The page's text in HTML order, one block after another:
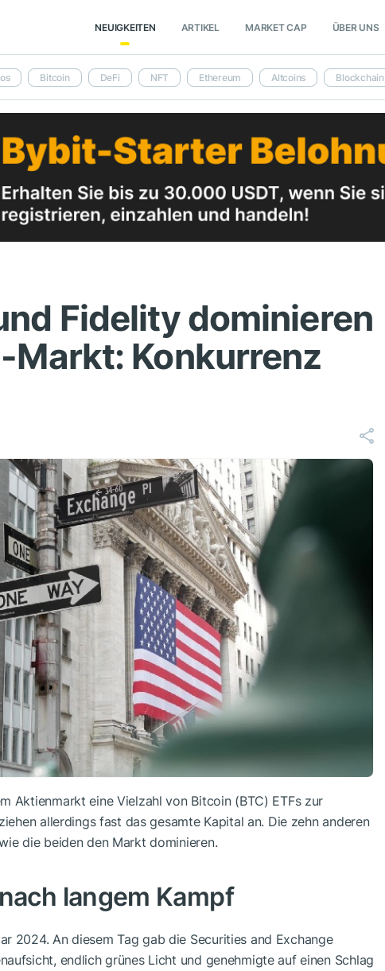
NEUIGKEITEN ARTIKEL MARKET CAP ÜBER UNS
Bitcoin DeFi NFT Ethereum Altcoins Blockchain
Fidelity dominieren
Markt: Konkurrenz
Aktienmarkt eine Vielzahl von Bitcoin (BTC) ETFs zur
allerdings fast das gesamte Kapital an. Die zehn anderen
die beiden den Markt dominieren.
langem Kampf
2024. An diesem Tag gab die Securities and Exchange
endlich grünes Licht und genehmigte auf einen Schlag